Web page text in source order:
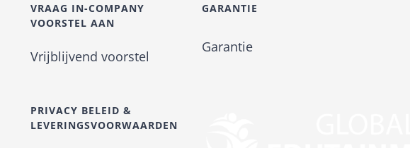
VRAAG IN-COMPANY
VOORSTEL AAN
Vrijblijvend voorstel
PRIVACY BELEID &
LEVERINGSVOORWAARDEN
GARANTIE
Garantie